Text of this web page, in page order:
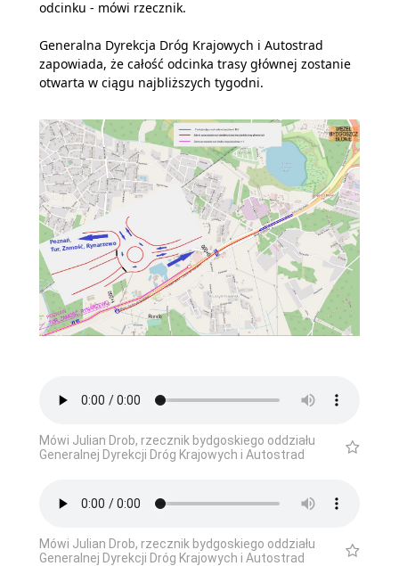
odcinku - mówi rzecznik.
Generalna Dyrekcja Dróg Krajowych i Autostrad
zapowiada, że całość odcinka trasy głównej zostanie
otwarta w ciągu najbliższych tygodni.
Mówi Julian Drob, rzecznik bydgoskiego oddziału
Generalnej Dyrekcji Dróg Krajowych i Autostrad
Mówi Julian Drob, rzecznik bydgoskiego oddziału
Generalnej Dyrekcji Dróg Krajowych i Autostrad